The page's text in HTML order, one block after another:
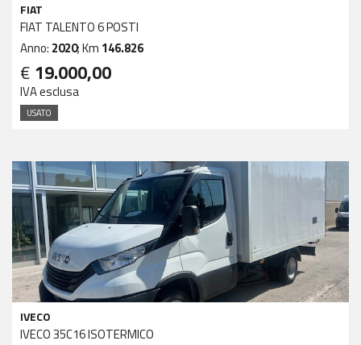
FIAT
FIAT TALENTO 6 POSTI
Anno: 2020; Km 146.826
€ 19.000,00
IVA esclusa
USATO
IVECO
IVECO 35C16 ISOTERMICO